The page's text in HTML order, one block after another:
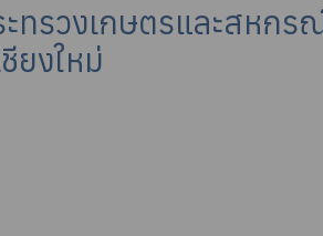
ทรวงเกษตรและสหก
ยงใหม่